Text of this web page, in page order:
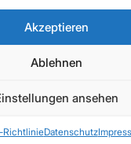
Akzeptieren
Ablehnen
ansehen
RichtlinieDatenschutz